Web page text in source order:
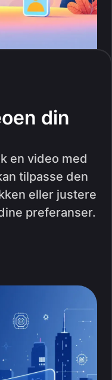
din
en video med
tilpasse den
eller justere
preferanser.